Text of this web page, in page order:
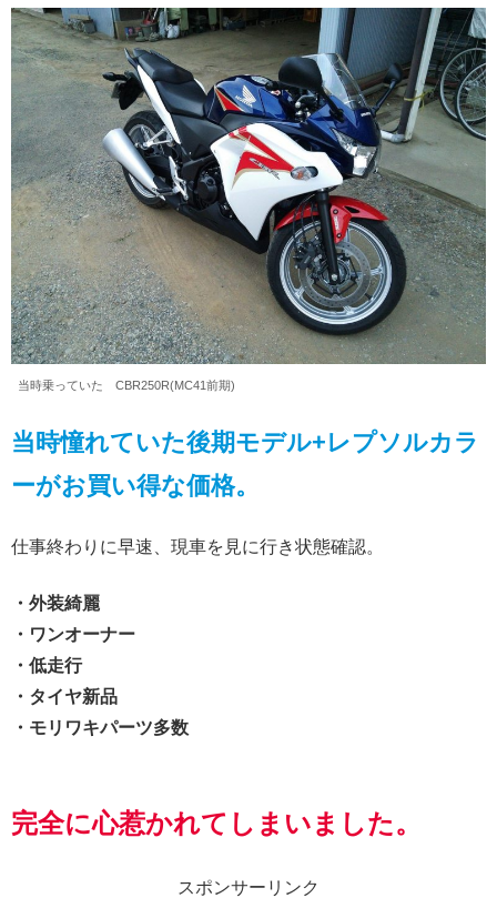
当時乗っていた CBR250R(MC41前期)
当時憧れていた後期モデル+レプソルカラ
ーがお買い得な価格。
仕事終わりに早速、現車を見に行き状態確認。
・外装綺麗
・ワンオーナー
・低走行
・タイヤ新品
・モリワキパーツ多数
完全に心惹かれてしまいました。
スポンサーリンク